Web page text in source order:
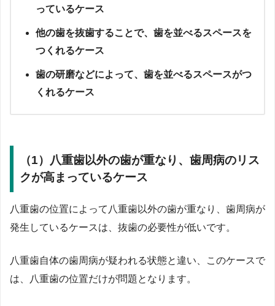
っているケース
他の歯を抜歯することで、歯を並べるスペースを
つくれるケース
歯の研磨などによって、歯を並べるスペースがつ
くれるケース
（1）八重歯以外の歯が重なり、歯周病のリス
クが高まっているケース
八重歯の位置によって八重歯以外の歯が重なり、歯周病が
発生しているケースは、抜歯の必要性が低いです。
八重歯自体の歯周病が疑われる状態と違い、このケースで
は、八重歯の位置だけが問題となります。